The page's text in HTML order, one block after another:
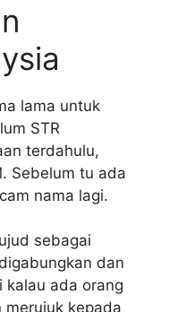
lama untuk
STR
terdahulu,
Sebelum tu ada
nama lagi.
sebagai
dan
kalau ada orang
merujuk kepada